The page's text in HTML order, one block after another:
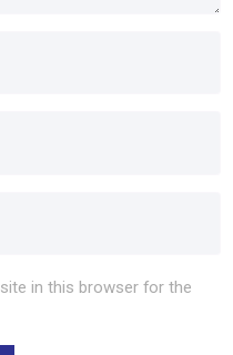
in this browser for the